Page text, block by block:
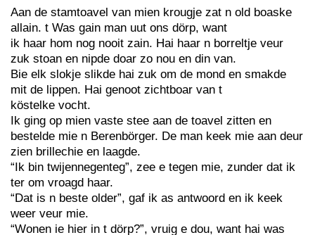
Aan de stamtoavel van mien krougje zat n old boaske
allain. t Was gain man uut ons dörp, want
ik haar hom nog nooit zain. Hai haar n borreltje veur
zuk stoan en nipde doar zo nou en din van.
Bie elk slokje slikde hai zuk om de mond en smakde
mit de lippen. Hai genoot zichtboar van t
köstelke vocht.
Ik ging op mien vaste stee aan de toavel zitten en
bestelde mie n Berenbörger. De man keek mie aan deur
zien brillechie en laagde.
“Ik bin twijennegenteg”, zee e tegen mie, zunder dat ik
ter om vroagd haar.
“Dat is n beste older”, gaf ik as antwoord en ik keek
weer veur mie.
“Wonen ie hier in t dörp?”, vruig e dou, want hai was